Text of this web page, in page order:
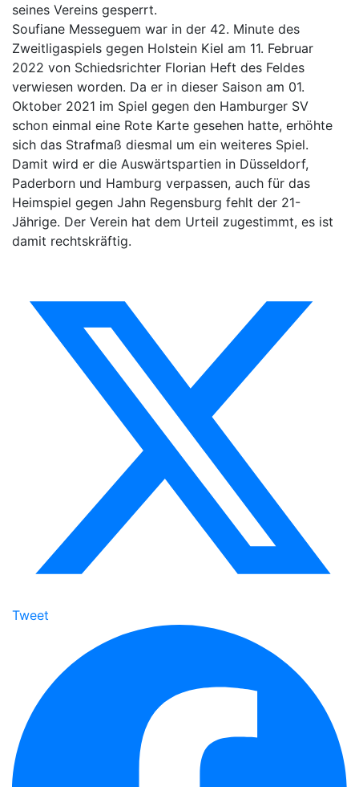
seines Vereins gesperrt.
Soufiane Messeguem war in der 42. Minute des
Zweitligaspiels gegen Holstein Kiel am 11. Februar
2022 von Schiedsrichter Florian Heft des Feldes
verwiesen worden. Da er in dieser Saison am 01.
Oktober 2021 im Spiel gegen den Hamburger SV
schon einmal eine Rote Karte gesehen hatte, erhöhte
sich das Strafmaß diesmal um ein weiteres Spiel.
Damit wird er die Auswärtspartien in Düsseldorf,
Paderborn und Hamburg verpassen, auch für das
Heimspiel gegen Jahn Regensburg fehlt der 21-
Jährige. Der Verein hat dem Urteil zugestimmt, es ist
damit rechtskräftig.
Tweet